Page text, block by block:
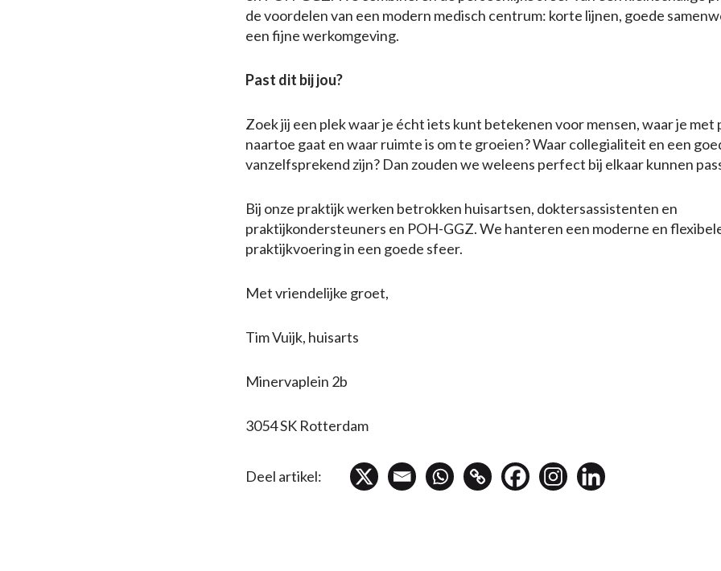
de voordelen van een modern medisch centrum: korte lijnen, goede
een fijne werkomgeving.
Past dit bij jou?
Zoek jij een plek waar je écht iets kunt betekenen voor mensen, waar je met
naartoe gaat en waar ruimte is om te groeien? Waar collegialiteit en een
vanzelfsprekend zijn? Dan zouden we weleens perfect bij elkaar kunnen
Bij onze praktijk werken betrokken huisartsen, doktersassistenten en
praktijkondersteuners en POH-GGZ. We hanteren een moderne en
praktijkvoering in een goede sfeer.
Met vriendelijke groet,
Tim Vuijk, huisarts
Minervaplein 2b
3054 SK Rotterdam
Deel artikel: